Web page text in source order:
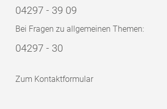
04297 - 39 09
Bei Fragen zu allgemeinen Themen:
04297 - 30
Zum Kontaktformular